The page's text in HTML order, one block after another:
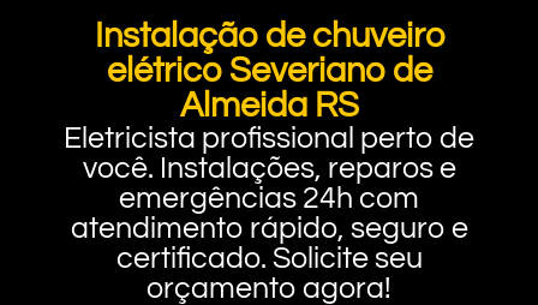
Instalação de chuveiro
elétrico Severiano de
Almeida RS
Eletricista profissional perto de
você. Instalações, reparos e
emergências 24h com
atendimento rápido, seguro e
certificado. Solicite seu
orçamento agora!